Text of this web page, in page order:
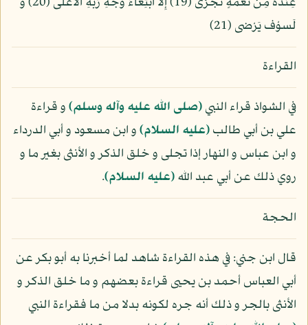
لَسوْف يَرْضى (21)
القراءة
في الشواذ قراء النبي(صلى الله عليه وآله وسلم)و قراءة
علي بن أبي طالب(عليه السلام)و ابن مسعود و أبي الدرداء
و ابن عباس و النهار إذا تجلى و خلق الذكر و الأنثى بغير ما و
روي ذلك عن أبي عبد الله(عليه السلام).
الحجة
قال ابن جني: في هذه القراءة شاهد لما أخبرنا به أبو بكر عن
أبي العباس أحمد بن يحيى قراءة بعضهم و ما خلق الذكر و
الأنثى بالجر و ذلك أنه جره لكونه بدلا من ما فقراءة النبي